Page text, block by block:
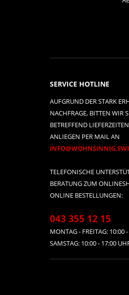
SERVICE HOTLINE
AUFGRUND DER STARK
NACHFRAGE, BITTEN WIR
BETREFFEND
ANLIEGEN PER MAIL AN
TELEFONISCHE
BERATUNG ZUM
ONLINE BESTELLUNGEN:
043 355 12 15
MONTAG - FREITAG: 10:00
SAMSTAG: 10:00 - 17:00